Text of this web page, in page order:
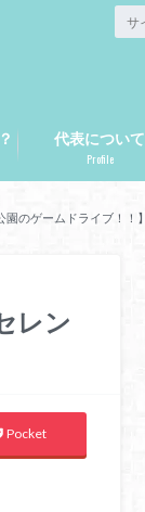
代表について
Profile
のゲームドライブ！！】
レン
Pocket